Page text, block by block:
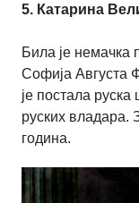
5. Катарина
Била је немачка
Софија Августа
је постала руска
руских владара.
година.